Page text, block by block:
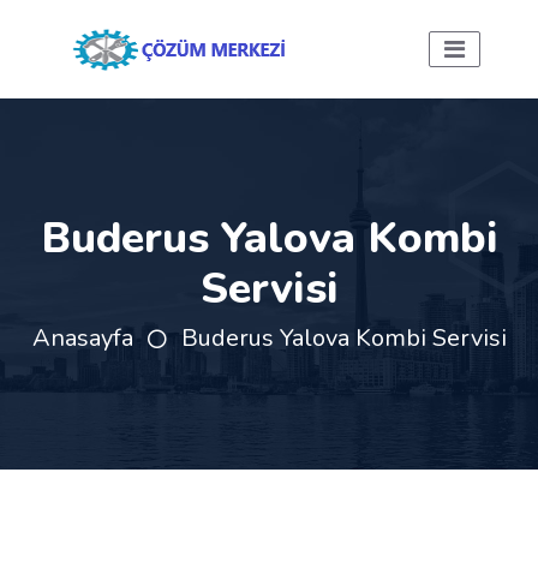
Buderus Yalova Kombi
Servisi
Anasayfa Buderus Yalova Kombi Servisi